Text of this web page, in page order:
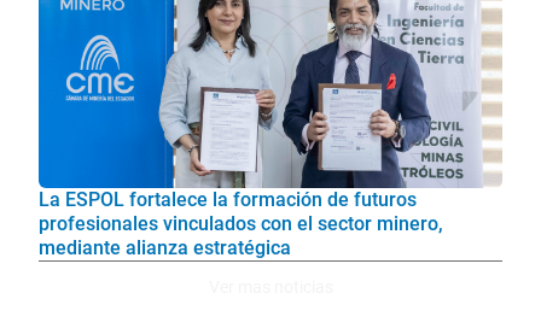
La ESPOL fortalece la formación de futuros
profesionales vinculados con el sector minero,
mediante alianza estratégica